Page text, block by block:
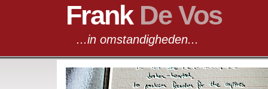
Frank De Vos
...in omstandigheden...